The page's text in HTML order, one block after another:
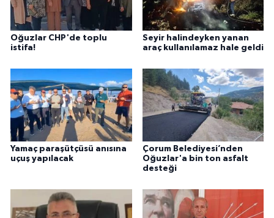
Oğuzlar CHP'de toplu
istifa!
Seyir halindeyken yanan
araç kullanılamaz hale geldi
Yamaç paraşütçüsü anısına
uçuş yapılacak
Çorum Belediyesi’nden
Oğuzlar'a bin ton asfalt
desteği